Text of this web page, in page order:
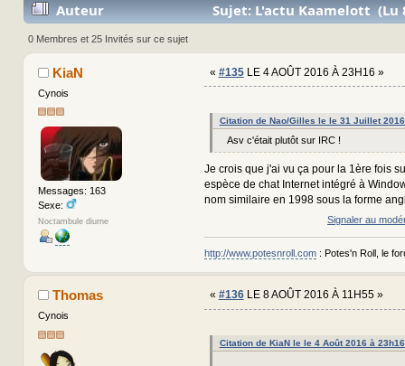
Auteur Sujet: L'actu Kaamelott (Lu
0 Membres et 25 Invités sur ce sujet
KiaN
Cynois
Messages: 163
Sexe:
Noctambule diurne
« #135LE 4 AOÛT 2016 À 23H16 »
Citation de Nao/Gilles le le 31 Juillet
Asv c'était plutôt sur IRC !
Je crois que j'ai vu ça pour la 1ère fois
espèce de chat Internet intégré à
nom similaire en 1998 sous la forme
Signaler au
http://www.potesnroll.com: Potes'n Roll, le
Thomas
Cynois
« #136LE 8 AOÛT 2016 À 11H55 »
Citation de KiaN le le 4 Août 2016 à 23h16